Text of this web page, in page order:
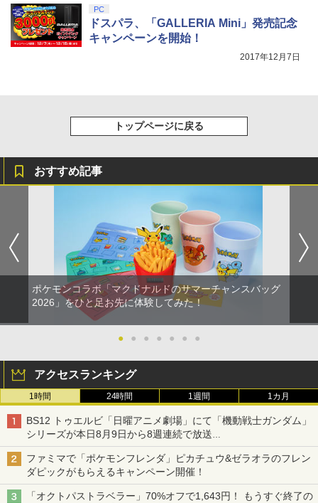
PC
ドスパラ、「GALLERIA Mini」発売記念
キャンペーンを開始！
2017年12月7日
トップページに戻る
おすすめ記事
ポケモンコラボ「マクドナルドのサマーチャンスバッグ
2026」をひと足お先に体験してみた！
● ● ● ● ● ● ●
アクセスランキング
1時間 24時間 1週間 1カ月
BS12 トゥエルビ「日曜アニメ劇場」にて「機動戦士ガンダム」
シリーズが本日8月9日から8週連続で放送
初回は「機動戦士ガンダム【HDリマスター版】」
ファミマで「ポケモンフレンダ」ピカチュウ&ゼラオラのフレン
ダピックがもらえるキャンペーン開催！
「オクトパストラベラー」70%オフで1,643円！ もうすぐ終了の